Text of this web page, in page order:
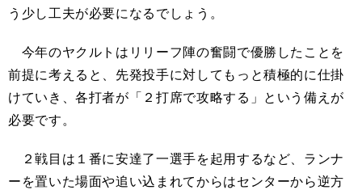
う少し工夫が必要になるでしょう。
今年のヤクルトはリリーフ陣の奮闘で優勝したことを
前提に考えると、先発投手に対してもっと積極的に仕掛
けていき、各打者が「２打席で攻略する」という備えが
必要です。
２戦目は１番に安達了一選手を起用するなど、ランナ
ーを置いた場面や追い込まれてからはセンターから逆方